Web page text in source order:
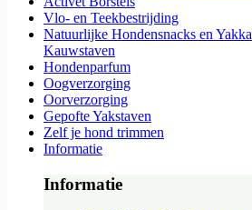
Vlo- en Teekbestrijding
Natuurlijke Hondensnacks en Yakka
Kauwstaven
Hondenparfum
Oogverzorging
Oorverzorging
Gepofte Yakstaven
Zelf je hond trimmen
Informatie
Informatie